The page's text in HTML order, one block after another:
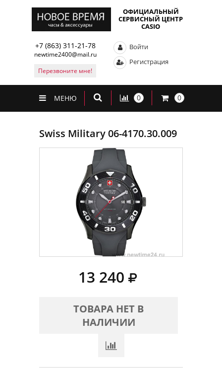
ОФИЦИАЛЬНЫЙ
СЕРВИСНЫЙ ЦЕНТР
CASIO
+7 (863) 311-21-78
newtime2400@mail.ru
Перезвоните мне!
Войти
Регистрация
МЕНЮ 0 0
Swiss Military 06-4170.30.009
13 240
ТОВАРА НЕТ В
НАЛИЧИИ